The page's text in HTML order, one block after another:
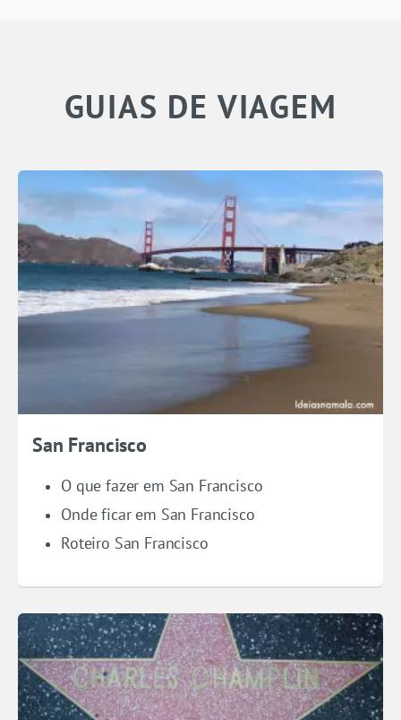
GUIAS DE VIAGEM
San Francisco
O que fazer em San Francisco
Onde ficar em San Francisco
Roteiro San Francisco